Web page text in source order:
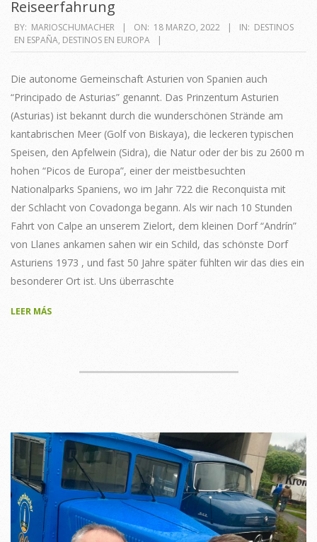
Reiseerfahrung
2022-
03-
BY: MARIOSCHUMACHER ON: 18 MARZO, 2022 IN: DESTINOS
EN ESPAÑA, DESTINOS EN EUROPA
Die autonome Gemeinschaft Asturien von Spanien auch
“Principado de Asturias” genannt. Das Prinzentum Asturien
(Asturias) ist bekannt durch die wunderschönen Strände am
kantabrischen Meer (Golf von Biskaya), die leckeren typischen
Speisen, den Apfelwein (Sidra), die Natur oder der bis zu 2600 m
hohen “Picos de Europa”, einer der meistbesuchten
Nationalparks Spaniens, wo im Jahr 722 die Reconquista mit
der Schlacht von Covadonga begann. Als wir nach 10 Stunden
Fahrt von Calpe an unserem Zielort, dem kleinen Dorf “Andrín”
von Llanes ankamen sahen wir ein Schild, das schönste Dorf
Asturiens 1973 , und fast 50 Jahre später fühlten wir das dies ein
besonderer Ort ist. Uns überraschte
LEER MÁS